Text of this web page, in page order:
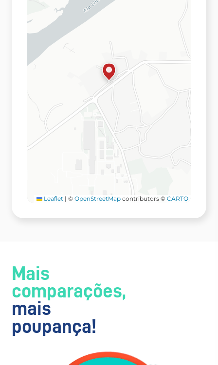
Leaflet | © OpenStreetMap contributors © CARTO
Mais
comparações,
mais
poupança!